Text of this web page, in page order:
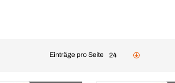
Einträge pro Seite 24